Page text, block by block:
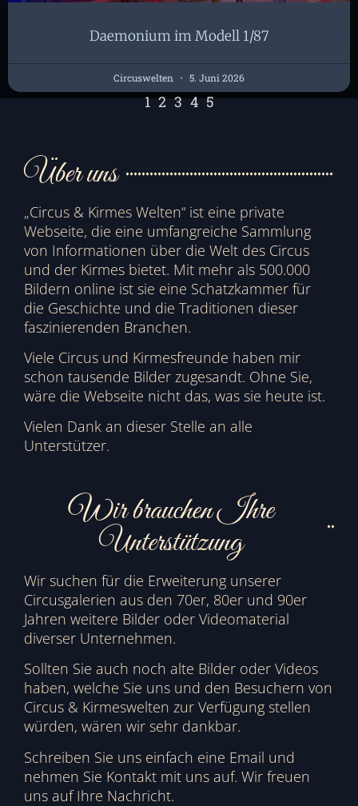
Daemonium im Modell 1/87
Circuswelten 5. Juni 2026
1 2 3 4 5
Über uns
„Circus & Kirmes Welten“ ist eine private
Webseite, die eine umfangreiche Sammlung
von Informationen über die Welt des Circus
und der Kirmes bietet. Mit mehr als 500.000
Bildern online ist sie eine Schatzkammer für
die Geschichte und die Traditionen dieser
faszinierenden Branchen.
Viele Circus und Kirmesfreunde haben mir
schon tausende Bilder zugesandt. Ohne Sie,
wäre die Webseite nicht das, was sie heute ist.
Vielen Dank an dieser Stelle an alle
Unterstützer.
Wir brauchen Ihre
Unterstützung
Wir suchen für die Erweiterung unserer
Circusgalerien aus den 70er, 80er und 90er
Jahren weitere Bilder oder Videomaterial
diverser Unternehmen.
Sollten Sie auch noch alte Bilder oder Videos
haben, welche Sie uns und den Besuchern von
Circus & Kirmeswelten zur Verfügung stellen
würden, wären wir sehr dankbar.
Schreiben Sie uns einfach eine Email und
nehmen Sie Kontakt mit uns auf. Wir freuen
uns auf Ihre Nachricht.